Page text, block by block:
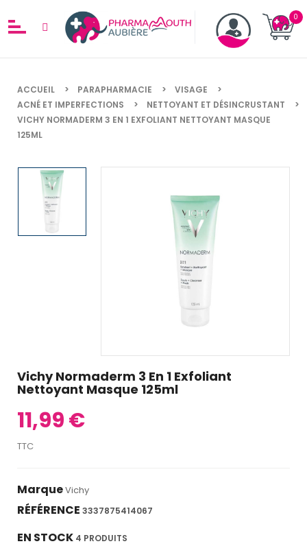
ACCUEIL PARAPHARMACIE
VISAGE
ACNÉ ET IMPERFECTIONS
NETTOYANT ET DÉSINCRUSTANT
VICHY NORMADERM 3 EN 1 EXFOLIANT NETTOYANT MASQUE
125ML
Vichy Normaderm 3 En 1 Exfoliant
Nettoyant Masque 125ml
11,99 €
TTC
MarqueVichy
RÉFÉRENCE 3337875414067
EN STOCK 4 PRODUITS